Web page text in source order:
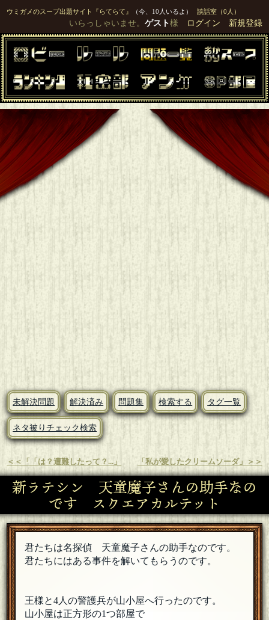
ウミガメのスープ出題サイト『らてらて』 （今、10人いるよ） 談話室（0人）
いらっしゃいませ。 ゲスト様 ログイン 新規登録
未解決問題 解決済み 問題集 検索する タグ一覧
ネタ被りチェック検索
＜＜「「は？遭難したって？...」 「私が愛したクリームソーダ」＞＞
新ラテシン 天童魔子さんの助手なの
です スクエアカルテット
君たちは名探偵 天童魔子さんの助手なのです。
君たちにはある事件を解いてもらうのです。
王様と4人の警護兵が山小屋へ行ったのです。
山小屋は正方形の1つ部屋で